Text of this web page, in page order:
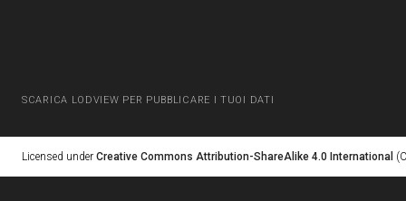
SCARICA LODVIEW PER PUBBLICARE I TUOI DATI
Licensed under Creative Commons Attribution-ShareAlike 4.0 International